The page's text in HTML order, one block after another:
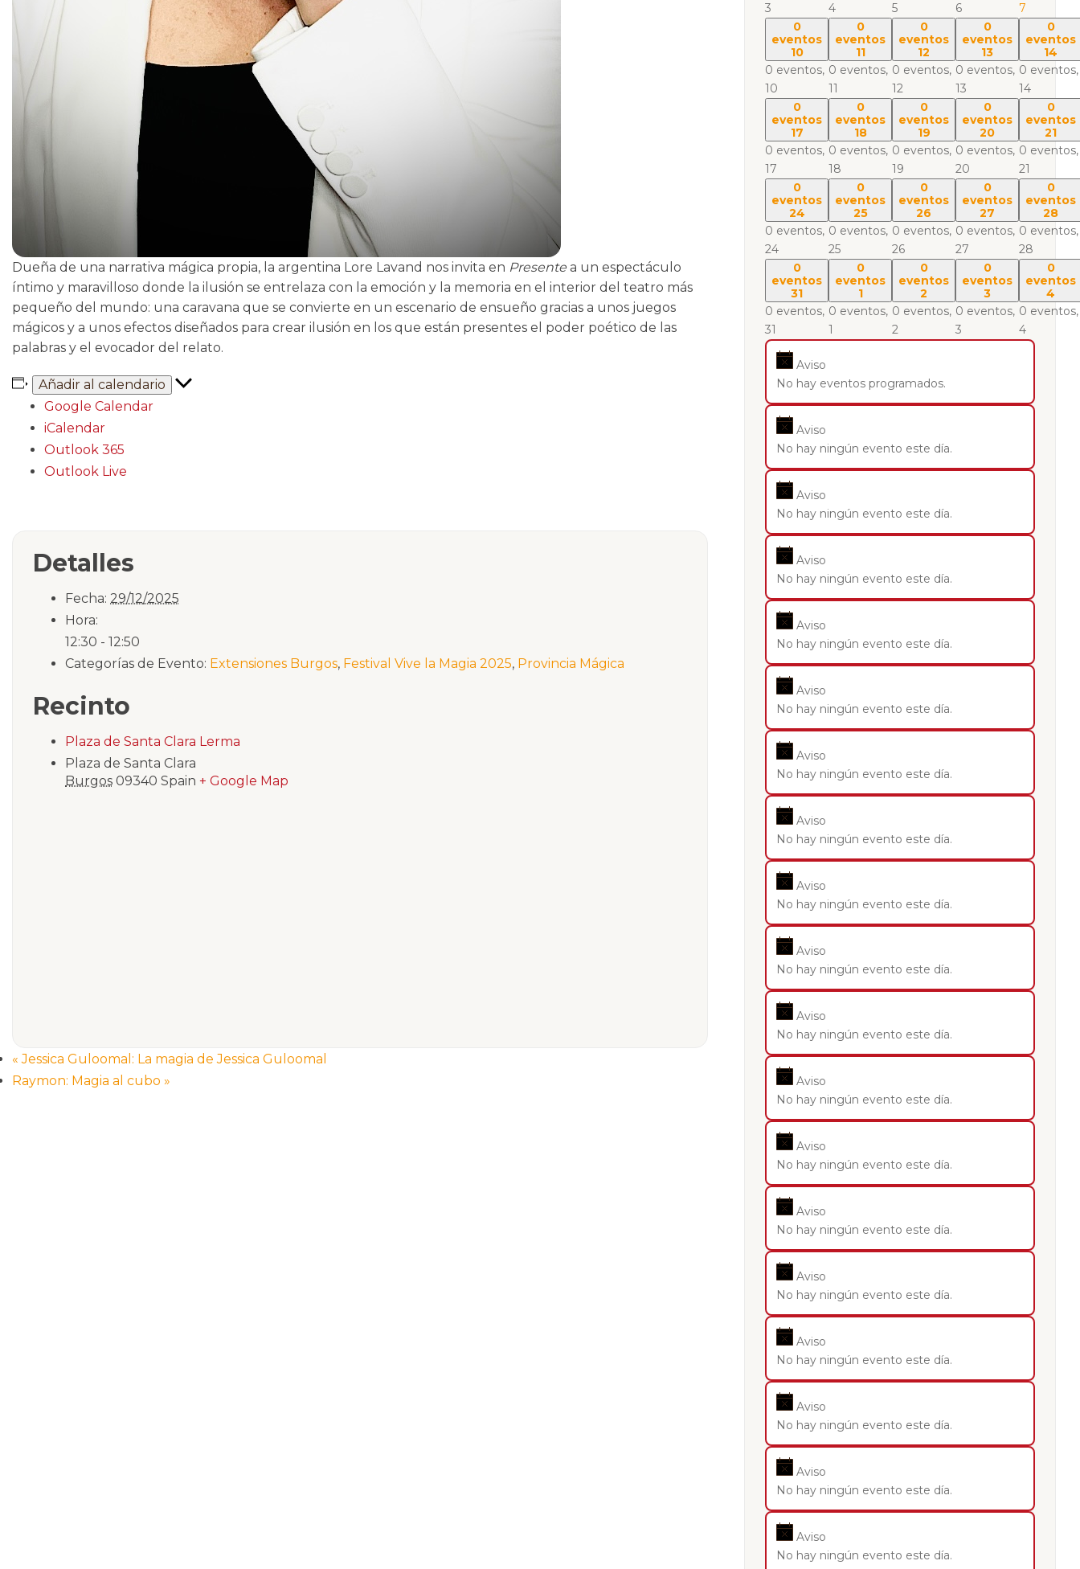
Dueña de una narrativa mágica propia, la argentina Lore Lavand nos invita en Presente a un espectáculo
íntimo y maravilloso donde la ilusión se entrelaza con la emoción y la memoria en el interior del teatro más
pequeño del mundo: una caravana que se convierte en un escenario de ensueño gracias a unos juegos
mágicos y a unos efectos diseñados para crear ilusión en los que están presentes el poder poético de las
palabras y el evocador del relato.
Añadir al calendario
Google Calendar
iCalendar
Outlook 365
Outlook Live
Detalles
Fecha: 29/12/2025
Hora:
12:30 - 12:50
Categorías de Evento: Extensiones Burgos, Festival Vive la Magia 2025, Provincia Mágica
Recinto
Plaza de Santa Clara Lerma
Plaza de Santa Clara
Burgos 09340 Spain + Google Map
« Jessica Guloomal: La magia de Jessica Guloomal
Raymon: Magia al cubo »
3
4
5
6
7
0
eventos
10
0 eventos,
10
0
eventos
11
0 eventos,
11
0
eventos
12
0 eventos,
12
0
eventos
13
0 eventos,
13
0
eventos
14
0 eventos,
14
0
eventos
17
0 eventos,
17
0
eventos
18
0 eventos,
18
0
eventos
19
0 eventos,
19
0
eventos
20
0 eventos,
20
0
eventos
21
0 eventos,
21
0
eventos
24
0 eventos,
24
0
eventos
25
0 eventos,
25
0
eventos
26
0 eventos,
26
0
eventos
27
0 eventos,
27
0
eventos
28
0 eventos,
28
0
eventos
31
0 eventos,
31
0
eventos
1
0 eventos,
1
0
eventos
2
0 eventos,
2
0
eventos
3
0 eventos,
3
0
eventos
4
0 eventos,
4
Aviso
No hay eventos programados.
Aviso
No hay ningún evento este día.
Aviso
No hay ningún evento este día.
Aviso
No hay ningún evento este día.
Aviso
No hay ningún evento este día.
Aviso
No hay ningún evento este día.
Aviso
No hay ningún evento este día.
Aviso
No hay ningún evento este día.
Aviso
No hay ningún evento este día.
Aviso
No hay ningún evento este día.
Aviso
No hay ningún evento este día.
Aviso
No hay ningún evento este día.
Aviso
No hay ningún evento este día.
Aviso
No hay ningún evento este día.
Aviso
No hay ningún evento este día.
Aviso
No hay ningún evento este día.
Aviso
No hay ningún evento este día.
Aviso
No hay ningún evento este día.
Aviso
No hay ningún evento este día.